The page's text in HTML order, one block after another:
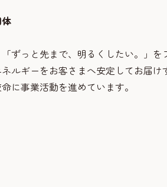
ずっと先まで、明るくしたい。」
ルギーをお客さまへ安定してお届
に事業活動を進めています。